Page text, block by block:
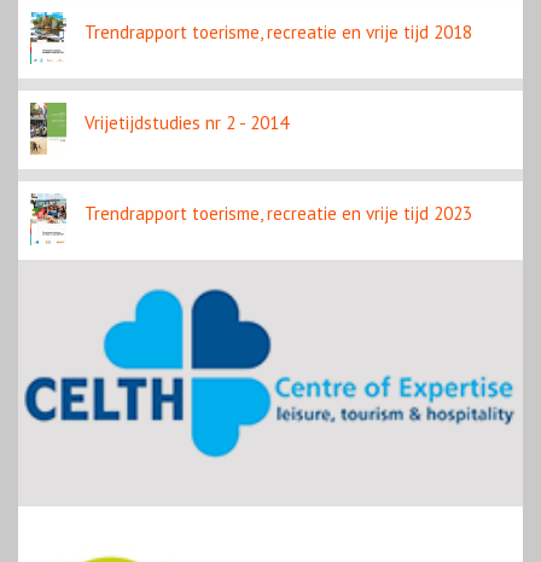
Trendrapport toerisme, recreatie en vrije tijd 2018
Vrijetijdstudies nr 2 - 2014
Trendrapport toerisme, recreatie en vrije tijd 2023